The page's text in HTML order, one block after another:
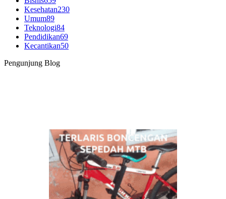
Kesehatan230
Umum89
Teknologi84
Pendidikan69
Kecantikan50
Pengunjung Blog